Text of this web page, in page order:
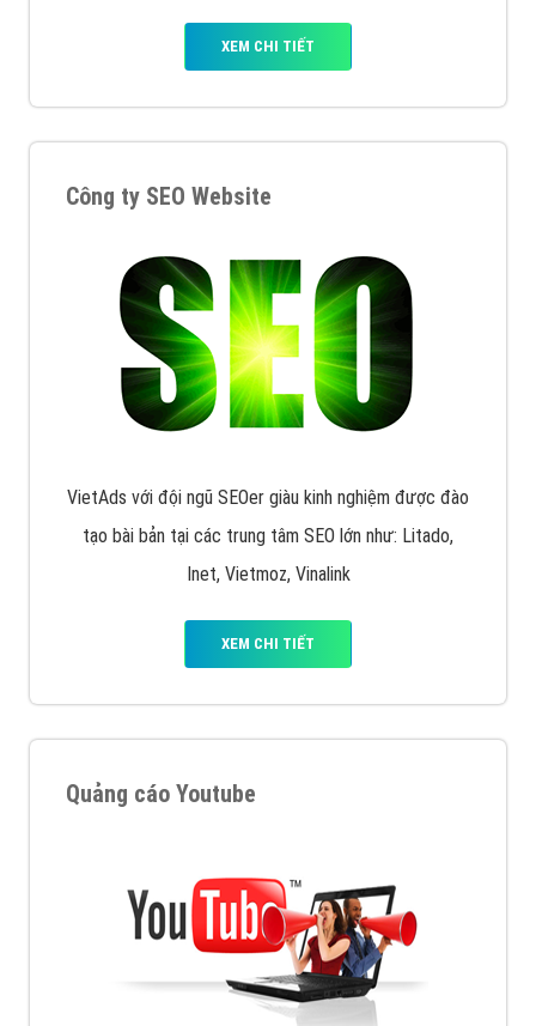
XEM CHI TIẾT
Công ty SEO Website
VietAds với đội ngũ SEOer giàu kinh nghiệm được đào
tạo bài bản tại các trung tâm SEO lớn như: Litado,
Inet, Vietmoz, Vinalink
XEM CHI TIẾT
Quảng cáo Youtube